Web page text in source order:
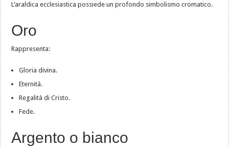
L’araldica ecclesiastica possiede un profondo simbolismo cromatico.
Oro
Rappresenta:
Gloria divina.
Eternità.
Regalità di Cristo.
Fede.
Argento o bianco